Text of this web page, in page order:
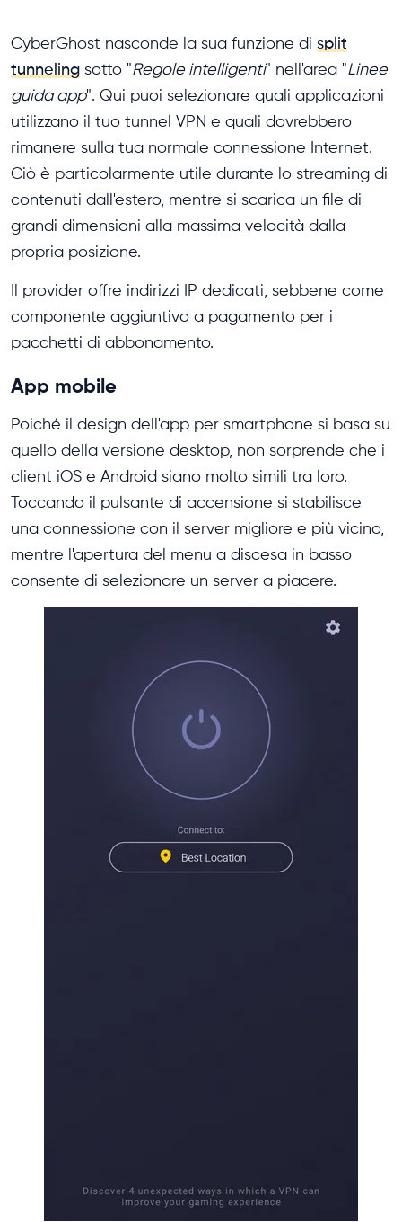
CyberGhost nasconde la sua funzione di split
tunneling sotto "Regole intelligenti" nell'area "Linee
guida app". Qui puoi selezionare quali applicazioni
utilizzano il tuo tunnel VPN e quali dovrebbero
rimanere sulla tua normale connessione Internet.
Ciò è particolarmente utile durante lo streaming di
contenuti dall'estero, mentre si scarica un file di
grandi dimensioni alla massima velocità dalla
propria posizione.
Il provider offre indirizzi IP dedicati, sebbene come
componente aggiuntivo a pagamento per i
pacchetti di abbonamento.
App mobile
Poiché il design dell'app per smartphone si basa su
quello della versione desktop, non sorprende che i
client iOS e Android siano molto simili tra loro.
Toccando il pulsante di accensione si stabilisce
una connessione con il server migliore e più vicino,
mentre l'apertura del menu a discesa in basso
consente di selezionare un server a piacere.